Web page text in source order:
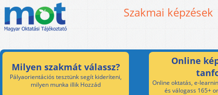
Szakmai képzések
Milyen szakmát válassz?
Pályaorientációs tesztünk segít kideríteni,
milyen munka illik Hozzád
Online
Online oktatás, e-
és válogass 165+